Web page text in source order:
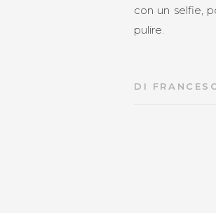
con un selfie,
pulire.
DI